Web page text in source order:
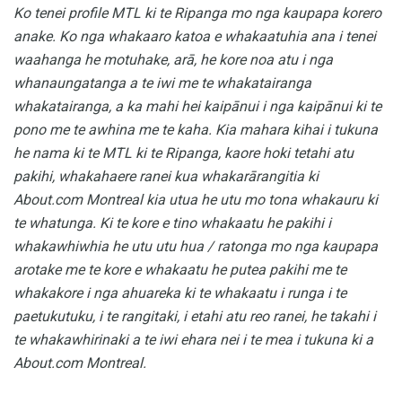
Ko tenei profile MTL ki te Ripanga mo nga kaupapa korero
anake. Ko nga whakaaro katoa e whakaatuhia ana i tenei
waahanga he motuhake, arā, he kore noa atu i nga
whanaungatanga a te iwi me te whakatairanga
whakatairanga, a ka mahi hei kaipānui i nga kaipānui ki te
pono me te awhina me te kaha. Kia mahara kihai i tukuna
he nama ki te MTL ki te Ripanga, kaore hoki tetahi atu
pakihi, whakahaere ranei kua whakarārangitia ki
About.com Montreal kia utua he utu mo tona whakauru ki
te whatunga. Ki te kore e tino whakaatu he pakihi i
whakawhiwhia he utu utu hua / ratonga mo nga kaupapa
arotake me te kore e whakaatu he putea pakihi me te
whakakore i nga ahuareka ki te whakaatu i runga i te
paetukutuku, i te rangitaki, i etahi atu reo ranei, he takahi i
te whakawhirinaki a te iwi ehara nei i te mea i tukuna ki a
About.com Montreal.